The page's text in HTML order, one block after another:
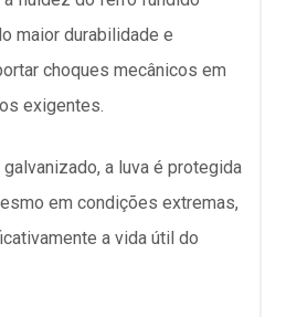
maior durabilidade e
choques mecânicos em
exigentes.
a luva é protegida
em condições extremas,
a vida útil do